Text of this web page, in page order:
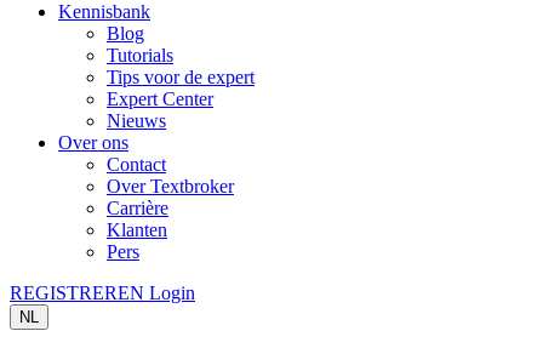
Kennisbank
Blog
Tutorials
Tips voor de expert
Expert Center
Nieuws
Over ons
Contact
Over Textbroker
Carrière
Klanten
Pers
REGISTREREN Login
NL